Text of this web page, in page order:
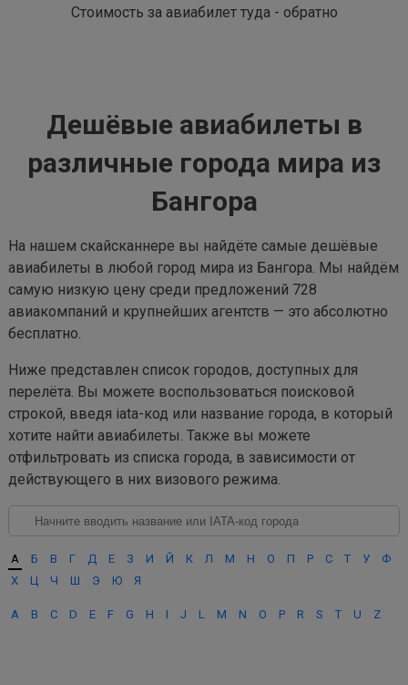
Стоимость за авиабилет туда - обратно
Дешёвые авиабилеты в
различные города мира из
Бангора
На нашем скайсканнере вы найдёте самые дешёвые
авиабилеты в любой город мира из Бангора. Мы найдём
самую низкую цену среди предложений 728
авиакомпаний и крупнейших агентств — это абсолютно
бесплатно.
Ниже представлен список городов, доступных для
перелёта. Вы можете воспользоваться поисковой
строкой, введя iata-код или название города, в который
хотите найти авиабилеты. Также вы можете
отфильтровать из списка города, в зависимости от
действующего в них визового режима.
А Б В Г Д Е З И Й К Л М Н О П Р С Т У
Ф
Х
Ц Ч Ш Э Ю Я
A B C D E F G H I J L M N O P R S T U Z